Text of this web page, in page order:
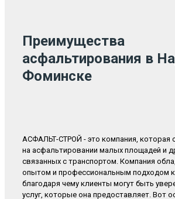
Преимущества
асфальтирования в
Фоминске
АСФАЛЬТ-СТРОЙ - это компания, которая
на асфальтировании малых площадей и
связанных с транспортом. Компания
опытом и профессиональным подходом к
благодаря чему клиенты могут быть
услуг, которые она предоставляет. Вот